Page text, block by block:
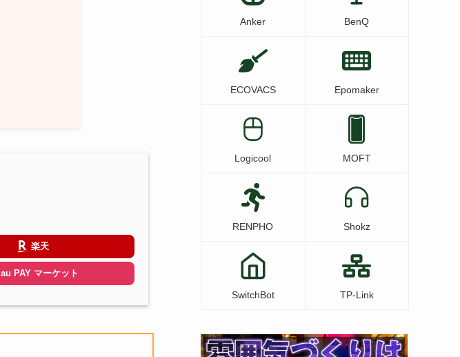
楽天
au PAY マーケット
Anker BenQ
ECOVACS Epomaker
Logicool MOFT
RENPHO Shokz
SwitchBot TP-Link